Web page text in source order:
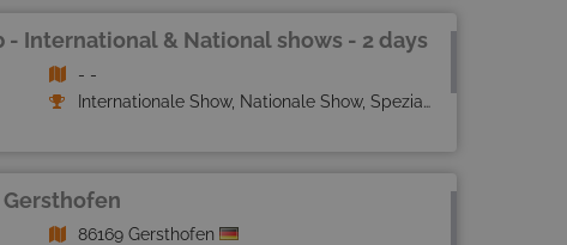
- International & National shows - 2 days
- -
Internationale Show, Nationale Show, Spezial-Rassehundeshow
86169 Gersthofen